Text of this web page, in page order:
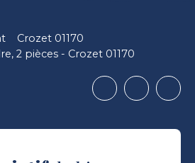
Crozet 01170
2 pièces - Crozet 01170